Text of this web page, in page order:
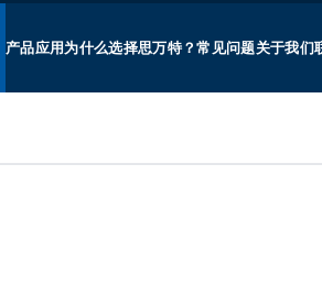
产品应用为什么选择思万特？常见问题关于我们